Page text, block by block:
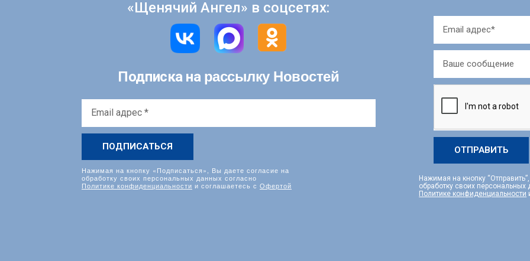
«Щенячий Ангел» в соцсетях:
Подписка на рассылку Новостей
Email
адрес
*
Нажимая на кнопку «Подписаться», Вы даете согласие на
обработку своих персональных данных согласно
Политике конфиденциальности и соглашаетесь с Офертой
ОТПРАВИТЬ
Нажимая на кнопку
обработку своих
Политике конфиденциальности